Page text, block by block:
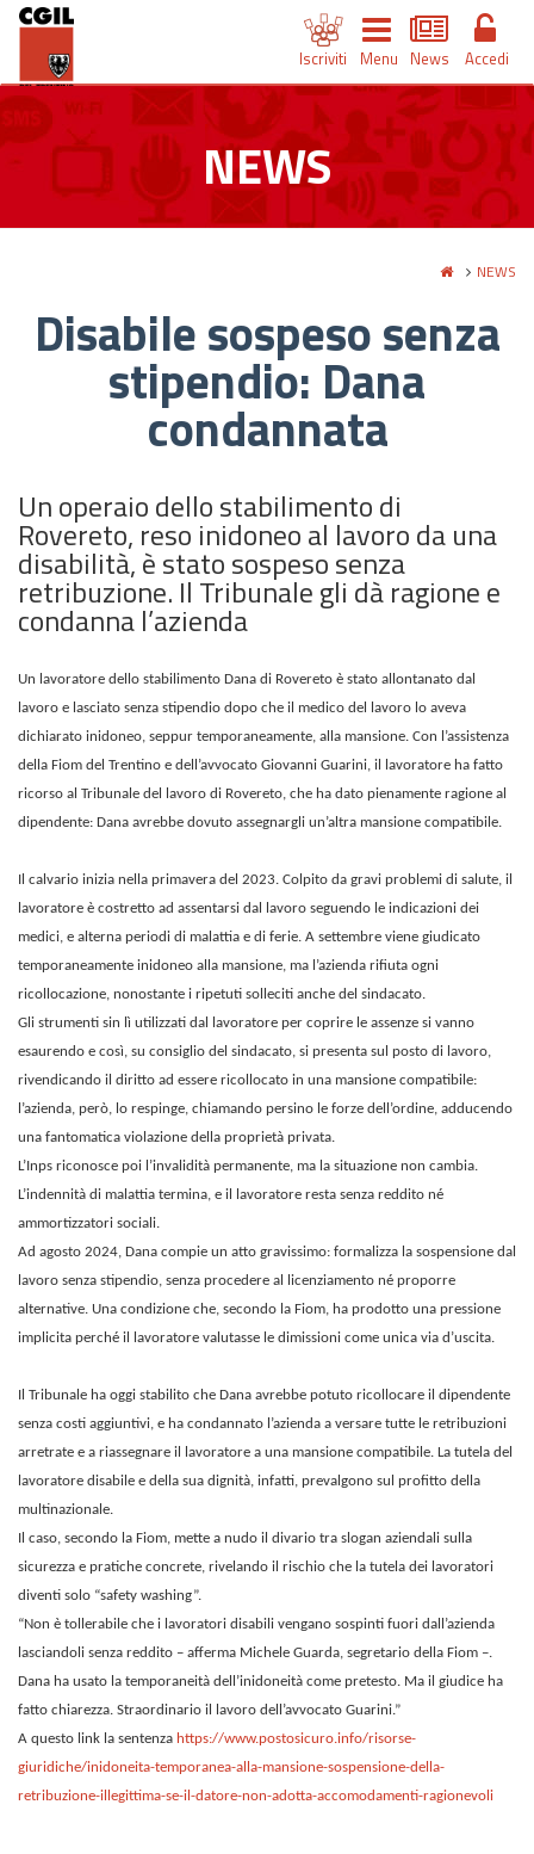
Iscriviti Menu News Accedi
NEWS
NEWS
Disabile sospeso senza
stipendio: Dana
condannata
Un operaio dello stabilimento di
Rovereto, reso inidoneo al lavoro da una
disabilità, è stato sospeso senza
retribuzione. Il Tribunale gli dà ragione e
condanna l’azienda
Un lavoratore dello stabilimento Dana di Rovereto è stato allontanato dal
lavoro e lasciato senza stipendio dopo che il medico del lavoro lo aveva
dichiarato inidoneo, seppur temporaneamente, alla mansione. Con l’assistenza
della Fiom del Trentino e dell’avvocato Giovanni Guarini, il lavoratore ha fatto
ricorso al Tribunale del lavoro di Rovereto, che ha dato pienamente ragione al
dipendente: Dana avrebbe dovuto assegnargli un’altra mansione compatibile.
Il calvario inizia nella primavera del 2023. Colpito da gravi problemi di salute, il
lavoratore è costretto ad assentarsi dal lavoro seguendo le indicazioni dei
medici, e alterna periodi di malattia e di ferie. A settembre viene giudicato
temporaneamente inidoneo alla mansione, ma l’azienda rifiuta ogni
ricollocazione, nonostante i ripetuti solleciti anche del sindacato.
Gli strumenti sin lì utilizzati dal lavoratore per coprire le assenze si vanno
esaurendo e così, su consiglio del sindacato, si presenta sul posto di lavoro,
rivendicando il diritto ad essere ricollocato in una mansione compatibile:
l’azienda, però, lo respinge, chiamando persino le forze dell’ordine, adducendo
una fantomatica violazione della proprietà privata.
L’Inps riconosce poi l’invalidità permanente, ma la situazione non cambia.
L’indennità di malattia termina, e il lavoratore resta senza reddito né
ammortizzatori sociali.
Ad agosto 2024, Dana compie un atto gravissimo: formalizza la sospensione dal
lavoro senza stipendio, senza procedere al licenziamento né proporre
alternative. Una condizione che, secondo la Fiom, ha prodotto una pressione
implicita perché il lavoratore valutasse le dimissioni come unica via d’uscita.
Il Tribunale ha oggi stabilito che Dana avrebbe potuto ricollocare il dipendente
senza costi aggiuntivi, e ha condannato l’azienda a versare tutte le retribuzioni
arretrate e a riassegnare il lavoratore a una mansione compatibile. La tutela del
lavoratore disabile e della sua dignità, infatti, prevalgono sul profitto della
multinazionale.
Il caso, secondo la Fiom, mette a nudo il divario tra slogan aziendali sulla
sicurezza e pratiche concrete, rivelando il rischio che la tutela dei lavoratori
diventi solo “safety washing”.
“Non è tollerabile che i lavoratori disabili vengano sospinti fuori dall’azienda
lasciandoli senza reddito – afferma Michele Guarda, segretario della Fiom –.
Dana ha usato la temporaneità dell’inidoneità come pretesto. Ma il giudice ha
fatto chiarezza. Straordinario il lavoro dell’avvocato Guarini.”
A questo link la sentenza https://www.postosicuro.info/risorse-
giuridiche/inidoneita-temporanea-alla-mansione-sospensione-della-
retribuzione-illegittima-se-il-datore-non-adotta-accomodamenti-ragionevoli